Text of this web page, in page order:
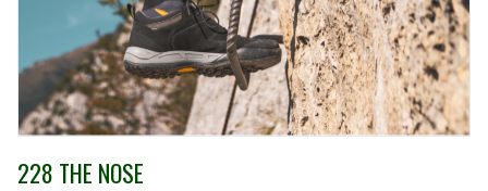
228 THE NOSE